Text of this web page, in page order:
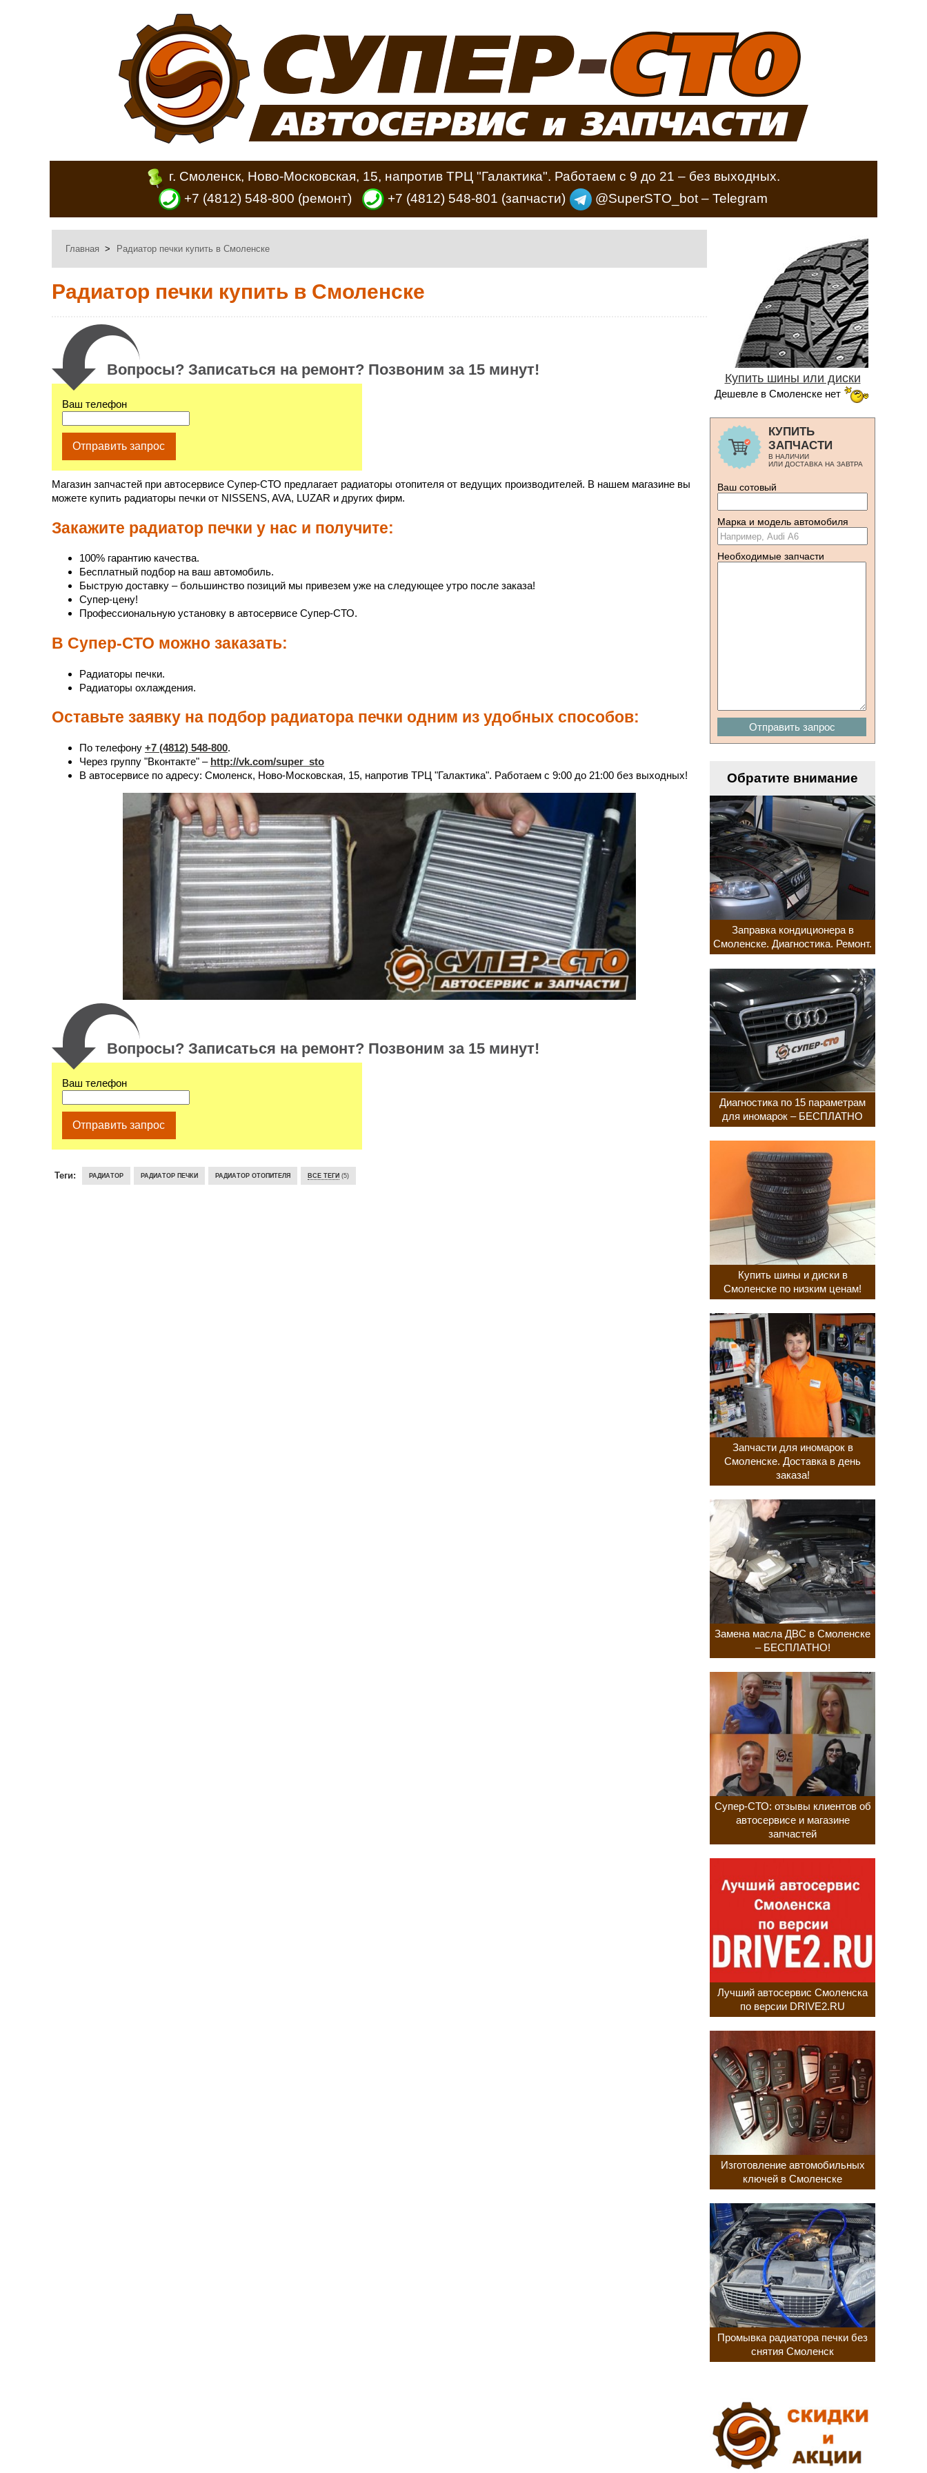
г. Смоленск, Ново-Московская, 15, напротив ТРЦ "Галактика". Работаем с 9 до 21 – без выходных.
+7 (4812) 548-800 (ремонт) +7 (4812) 548-801 (запчасти) @SuperSTO_bot – Telegram
Главная > Радиатор печки купить в Смоленске
Радиатор печки купить в Смоленске
Вопросы? Записаться на ремонт? Позвоним за 15 минут!
Ваш телефон
Отправить запрос
Магазин запчастей при автосервисе Супер-СТО предлагает радиаторы отопителя от ведущих производителей. В нашем магазине вы
можете купить радиаторы печки от NISSENS, AVA, LUZAR и других фирм.
Закажите радиатор печки у нас и получите:
100% гарантию качества.
Бесплатный подбор на ваш автомобиль.
Быструю доставку – большинство позиций мы привезем уже на следующее утро после заказа!
Супер-цену!
Профессиональную установку в автосервисе Супер-СТО.
В Супер-СТО можно заказать:
Радиаторы печки.
Радиаторы охлаждения.
Оставьте заявку на подбор радиатора печки одним из удобных способов:
По телефону +7 (4812) 548-800.
Через группу "Вконтакте" – http://vk.com/super_sto
В автосервисе по адресу: Смоленск, Ново-Московская, 15, напротив ТРЦ "Галактика". Работаем с 9:00 до 21:00 без выходных!
Вопросы? Записаться на ремонт? Позвоним за 15 минут!
Ваш телефон
Отправить запрос
Теги: РАДИАТОР РАДИАТОР ПЕЧКИ РАДИАТОР ОТОПИТЕЛЯ ВСЕ ТЕГИ (5)
Купить шины или диски
Дешевле в Смоленске нет
КУПИТЬ
ЗАПЧАСТИ
В НАЛИЧИИ
ИЛИ ДОСТАВКА НА ЗАВТРА
Ваш сотовый
Марка и модель автомобиля
Необходимые запчасти
Отправить запрос
Обратите внимание
Заправка кондиционера в
Смоленске. Диагностика. Ремонт.
Диагностика по 15 параметрам
для иномарок – БЕСПЛАТНО
Купить шины и диски в
Смоленске по низким ценам!
Запчасти для иномарок в
Смоленске. Доставка в день
заказа!
Замена масла ДВС в Смоленске
– БЕСПЛАТНО!
Супер-СТО: отзывы клиентов об
автосервисе и магазине
запчастей
Лучший автосервис Смоленска
по версии DRIVE2.RU
Изготовление автомобильных
ключей в Смоленске
Промывка радиатора печки без
снятия Смоленск